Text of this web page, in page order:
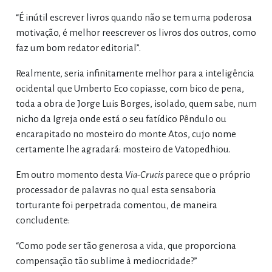
“É inútil escrever livros quando não se tem uma poderosa
motivação, é melhor reescrever os livros dos outros, como
faz um bom redator editorial”.
Realmente, seria infinitamente melhor para a inteligência
ocidental que Umberto Eco copiasse, com bico de pena,
toda a obra de Jorge Luis Borges, isolado, quem sabe, num
nicho da Igreja onde está o seu fatídico Pêndulo ou
encarapitado no mosteiro do monte Atos, cujo nome
certamente lhe agradará: mosteiro de Vatopedhiou.
Em outro momento desta Via-Crucisparece que o próprio
processador de palavras no qual esta sensaboria
torturante foi perpetrada comentou, de maneira
concludente:
“Como pode ser tão generosa a vida, que proporciona
compensação tão sublime à mediocridade?”